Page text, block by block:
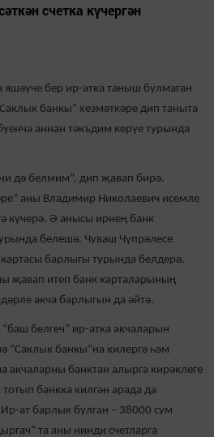
счетка күчергән
бер ир-атка таныш булмаган
банкы” хезмәткәре дип таныта
аннан тәкъдим керүе турында
дә белмим”, дип җавап бирә.
аны Владимир Николаевич исемле
күчерә. Ә анысы ирнең банк
белешә. Чуваш Чүпрәлесе
барлыгы турында белдерә.
җавап итеп банк карталарының
акча барлыгын да әйтә.
белгеч” ир-атка акчаларын
“Саклык банкы”на килергә һәм
акчаларны банктан алырга кирәклеге
банкка килгән арада да
ат барлык булган – 38000 сум
та аны нинди счетларга